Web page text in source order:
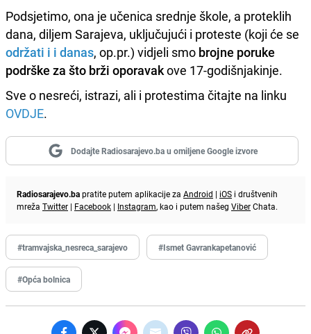
Podsjetimo, ona je učenica srednje škole, a proteklih
dana, diljem Sarajeva, uključujući i proteste (koji će se
održati i i danas, op.pr.) vidjeli smo brojne poruke
podrške za što brži oporavakove 17-godišnjakinje.
Sve o nesreći, istrazi, ali i protestima čitajte na linku
OVDJE.
Dodajte Radiosarajevo.ba u omiljene Google izvore
Radiosarajevo.bapratite putem aplikacije za Android | iOS i društvenih
mreža Twitter | Facebook | Instagram, kao i putem našeg ViberChata.
#tramvajska_nesreca_sarajevo #Ismet Gavrankapetanović
#Opća bolnica